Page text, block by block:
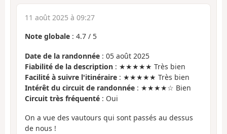
11 août 2025 à 09:27
Note globale : 4.7 / 5
Date de la randonnée : 05 août 2025
Fiabilité de la description : ★★★★★ Très bien
Facilité à suivre l'itinéraire : ★★★★★ Très bien
Intérêt du circuit de randonnée : ★★★★☆ Bien
Circuit très fréquenté : Oui
On a vue des vautours qui sont passés au dessus
de nous !